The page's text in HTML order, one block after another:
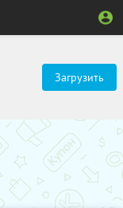
Загрузить